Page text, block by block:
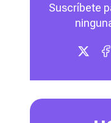
Suscríbete